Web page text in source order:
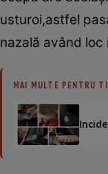
usturoi,astfel
nazală având loc
MAI MULTE PENTRU